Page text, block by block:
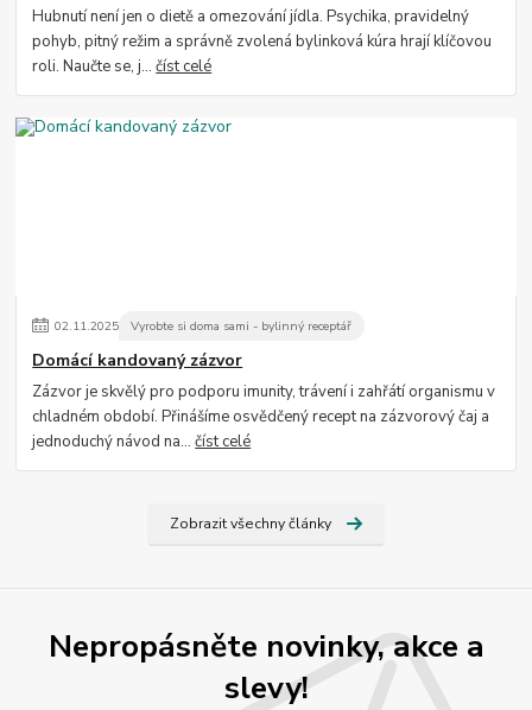
Hubnutí není jen o dietě a omezování jídla. Psychika, pravidelný
pohyb, pitný režim a správně zvolená bylinková kúra hrají klíčovou
roli. Naučte se, j...číst celé
02.11.2025 Vyrobte si doma sami - bylinný receptář
Domácí kandovaný zázvor
Zázvor je skvělý pro podporu imunity, trávení i zahřátí organismu v
chladném období. Přinášíme osvědčený recept na zázvorový čaj a
jednoduchý návod na...číst celé
Zobrazit všechny články
Nepropásněte novinky, akce a
slevy!